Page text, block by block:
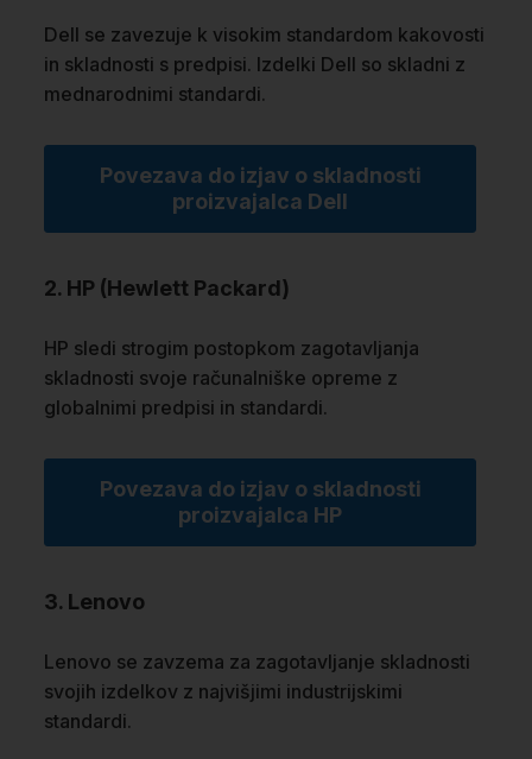
Dell se zavezuje k visokim standardom kakovosti
in skladnosti s predpisi. Izdelki Dell so skladni z
mednarodnimi standardi.
Povezava do izjav o skladnosti
proizvajalca Dell
2. HP (Hewlett Packard)
HP sledi strogim postopkom zagotavljanja
skladnosti svoje računalniške opreme z
globalnimi predpisi in standardi.
Povezava do izjav o skladnosti
proizvajalca HP
3. Lenovo
Lenovo se zavzema za zagotavljanje skladnosti
svojih izdelkov z najvišjimi industrijskimi
standardi.